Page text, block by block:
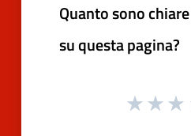
Quanto sono
su questa pagina?